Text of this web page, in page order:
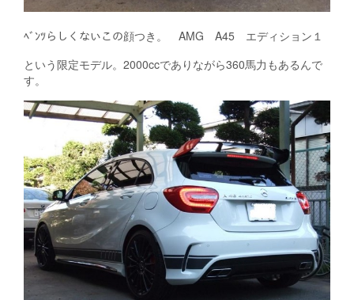
ﾍﾞﾝﾂらしくないこの顔つき。 AMG A45 エディション１
という限定モデル。2000ccでありながら360馬力もあるんで
す。